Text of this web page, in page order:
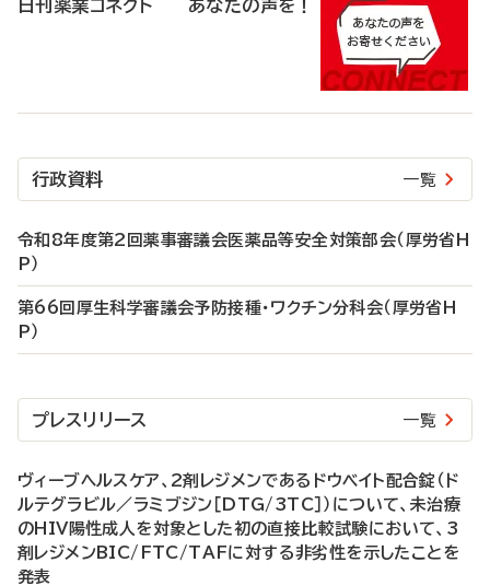
日刊薬業コネクト あなたの声を！
行政資料 一覧
令和8年度第2回薬事審議会医薬品等安全対策部会（厚労省H
P）
第66回厚生科学審議会予防接種・ワクチン分科会（厚労省H
P）
プレスリリース 一覧
ヴィーブヘルスケア、2剤レジメンであるドウベイト配合錠（ド
ルテグラビル／ラミブジン［DTG/3TC］）について、未治療
のHIV陽性成人を対象とした初の直接比較試験において、3
剤レジメンBIC/FTC/TAFに対する非劣性を示したことを
発表